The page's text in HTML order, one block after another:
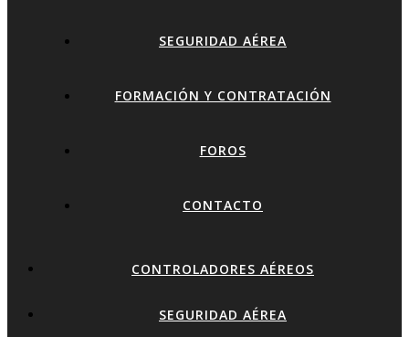
SEGURIDAD AÉREA
FORMACIÓN Y CONTRATACIÓN
FOROS
CONTACTO
CONTROLADORES AÉREOS
SEGURIDAD AÉREA